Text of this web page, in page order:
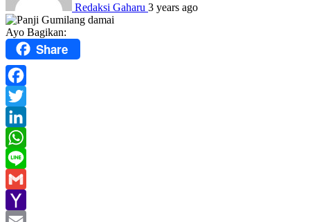
Redaksi Gaharu 3 years ago
Ayo Bagikan:
Share
Facebook
Twitter
LinkedIn
WhatsApp
Line
Gmail